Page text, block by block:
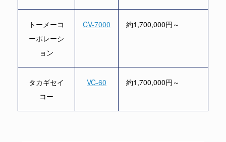
トーメーコ
ーポレーシ
ョン
CV-7000 約1,700,000円～
タカギセイ
コー
VC-60 約1,700,000円～